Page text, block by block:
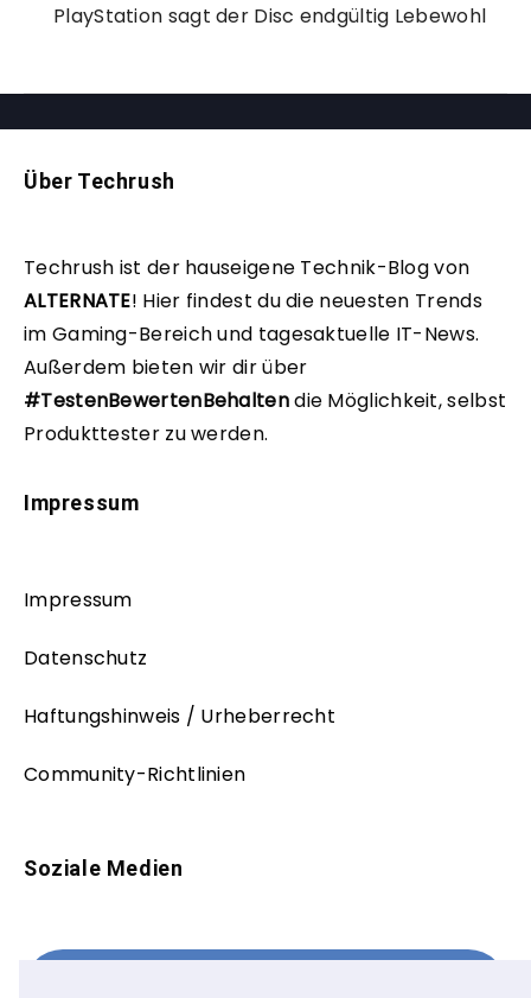
PlayStation sagt der Disc endgültig Lebewohl
Über Techrush
Techrush ist der hauseigene Technik-Blog von
ALTERNATE! Hier findest du die neuesten Trends
im Gaming-Bereich und tagesaktuelle IT-News.
Außerdem bieten wir dir über
#TestenBewertenBehaltendie Möglichkeit, selbst
Produkttester zu werden.
Impressum
Impressum
Datenschutz
Haftungshinweis / Urheberrecht
Community-Richtlinien
Soziale Medien